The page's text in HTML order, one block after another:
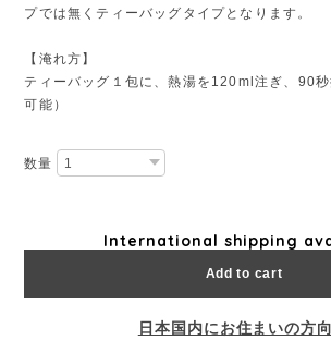
プでは無くティーバッグタイプとなります。
【淹れ方】
ティーバッグ１包に、熱湯を120ml注ぎ、90
可能）
数量
International shipping
Add to cart
日本国内にお住まいの方